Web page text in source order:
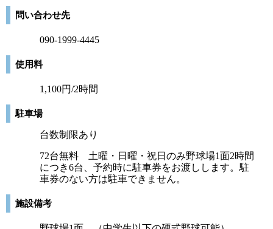
問い合わせ先
090-1999-4445
使用料
1,100円/2時間
駐車場
台数制限あり
72台無料 土曜・日曜・祝日のみ野球場1面2時間
につき6台、予約時に駐車券をお渡しします。駐
車券のない方は駐車できません。
施設備考